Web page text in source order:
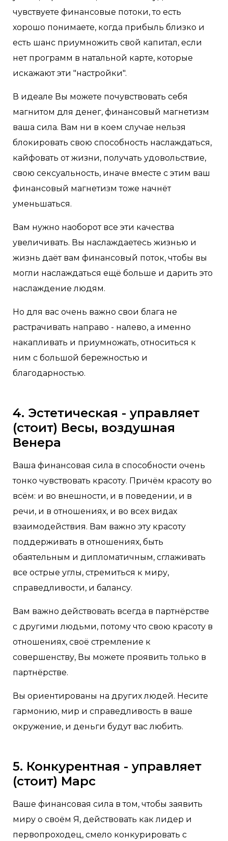
чувствуете финансовые потоки, то есть
хорошо понимаете, когда прибыль близко и
есть шанс приумножить свой капитал, если
нет программ в натальной карте, которые
искажают эти "настройки".
В идеале Вы можете почувствовать себя
магнитом для денег, финансовый магнетизм
ваша сила. Вам ни в коем случае нельзя
блокировать свою способность наслаждаться,
кайфовать от жизни, получать удовольствие,
свою сексуальность, иначе вместе с этим ваш
финансовый магнетизм тоже начнёт
уменьшаться.
Вам нужно наоборот все эти качества
увеличивать. Вы наслаждаетесь жизнью и
жизнь даёт вам финансовый поток, чтобы вы
могли наслаждаться ещё больше и дарить это
наслаждение людям.
Но для вас очень важно свои блага не
растрачивать направо - налево, а именно
накапливать и приумножать, относиться к
ним с большой бережностью и
благодарностью.
4. Эстетическая - управляет
(стоит) Весы, воздушная
Венера
Ваша финансовая сила в способности очень
тонко чувствовать красоту. Причём красоту во
всём: и во внешности, и в поведении, и в
речи, и в отношениях, и во всех видах
взаимодействия. Вам важно эту красоту
поддерживать в отношениях, быть
обаятельным и дипломатичным, сглаживать
все острые углы, стремиться к миру,
справедливости, и балансу.
Вам важно действовать всегда в партнёрстве
с другими людьми, потому что свою красоту в
отношениях, своё стремление к
совершенству, Вы можете проявить только в
партнёрстве.
Вы ориентированы на других людей. Несите
гармонию, мир и справедливость в ваше
окружение, и деньги будут вас любить.
5. Конкурентная - управляет
(стоит) Марс
Ваше финансовая сила в том, чтобы заявить
миру о своём Я, действовать как лидер и
первопроходец, смело конкурировать с